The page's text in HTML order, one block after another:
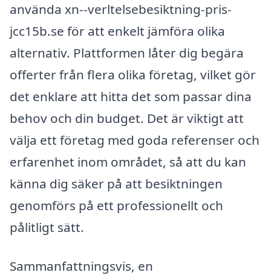
använda xn--verltelsebesiktning-pris-
jcc15b.se för att enkelt jämföra olika
alternativ. Plattformen låter dig begära
offerter från flera olika företag, vilket gör
det enklare att hitta det som passar dina
behov och din budget. Det är viktigt att
välja ett företag med goda referenser och
erfarenhet inom området, så att du kan
känna dig säker på att besiktningen
genomförs på ett professionellt och
pålitligt sätt.
Sammanfattningsvis, en